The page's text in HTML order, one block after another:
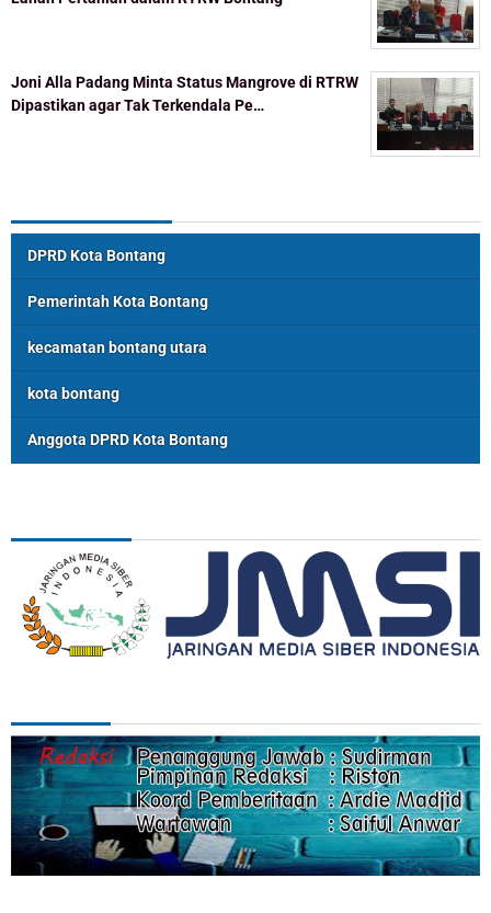
Joni Alla Padang Minta Status Mangrove di RTRW
Dipastikan agar Tak Terkendala Pe…
DPRD Kota Bontang
Pemerintah Kota Bontang
kecamatan bontang utara
kota bontang
Anggota DPRD Kota Bontang